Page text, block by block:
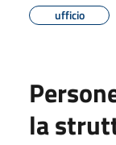
ufficio
la